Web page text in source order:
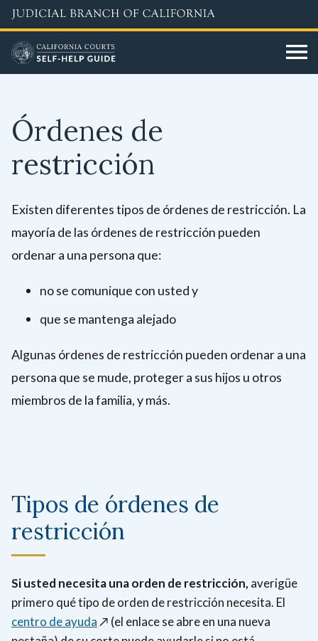
Skip
to
main
content
Órdenes de
restricción
Existen diferentes tipos de órdenes de restricción. La
mayoría de las órdenes de restricción pueden
ordenar a una persona que:
no se comunique con usted y
que se mantenga alejado
Algunas órdenes de restricción pueden ordenar a una
persona que se mude, proteger a sus hijos u otros
miembros de la familia, y más.
Tipos de órdenes de
restricción
Si usted necesita una orden de restricción, averigüe
primero qué tipo de orden de restricción necesita. El
centro de ayuda↗️ (el enlace se abre en una nueva